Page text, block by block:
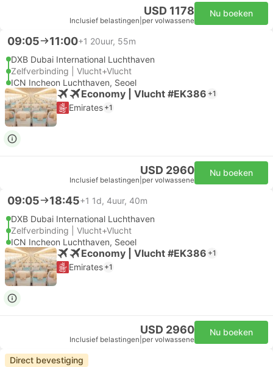
USD 1178
Inclusief belastingen per volwassene
Nu boeken
09:05 11:00+1 20uur, 55m
DXB Dubai International Luchthaven
Zelfverbinding | Vlucht+Vlucht
ICN Incheon Luchthaven, Seoel
Economy | Vlucht #EK386 +1
Emirates +1
USD 2960
Inclusief belastingen per volwassene
Nu boeken
09:05 18:45+1 1d, 4uur, 40m
DXB Dubai International Luchthaven
Zelfverbinding | Vlucht+Vlucht
ICN Incheon Luchthaven, Seoel
Economy | Vlucht #EK386 +1
Emirates +1
USD 2960
Inclusief belastingen per volwassene
Nu boeken
Direct bevestiging